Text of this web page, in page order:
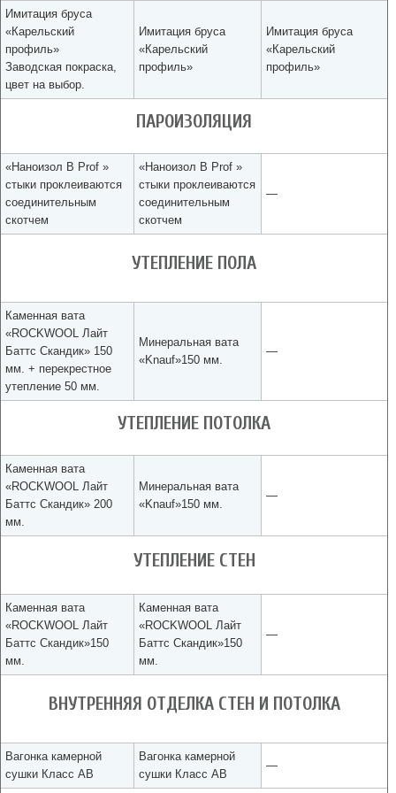
Имитация бруса
«Карельский
профиль»
Заводская покраска,
цвет на выбор.
Имитация бруса
«Карельский
профиль»
Имитация бруса
«Карельский
профиль»
ПАРОИЗОЛЯЦИЯ
«Наноизол В Prof »
стыки проклеиваются
соединительным
скотчем
«Наноизол В Prof »
стыки проклеиваются
соединительным
скотчем
—
УТЕПЛЕНИЕ ПОЛА
Каменная вата
«ROCKWOOL Лайт
Баттс Скандик» 150
мм. + перекрестное
утепление 50 мм.
Минеральная вата
«Knauf»150 мм.
—
УТЕПЛЕНИЕ ПОТОЛКА
Каменная вата
«ROCKWOOL Лайт
Баттс Скандик» 200
мм.
Минеральная вата
«Knauf»150 мм.
—
УТЕПЛЕНИЕ СТЕН
Каменная вата
«ROCKWOOL Лайт
Баттс Скандик»150
мм.
Каменная вата
«ROCKWOOL Лайт
Баттс Скандик»150
мм.
—
ВНУТРЕННЯЯ ОТДЕЛКА СТЕН И ПОТОЛКА
Вагонка камерной
сушки Класс АВ
Вагонка камерной
сушки Класс АВ
—